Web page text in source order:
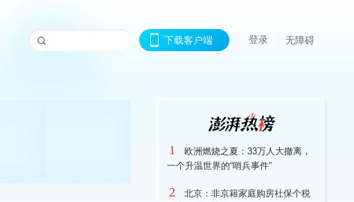
下载客户端 登录 无障碍
1
欧洲燃烧之夏：33万人大撤离，
一个升温世界的“哨兵事件”
2
北京：非京籍家庭购房社保个税